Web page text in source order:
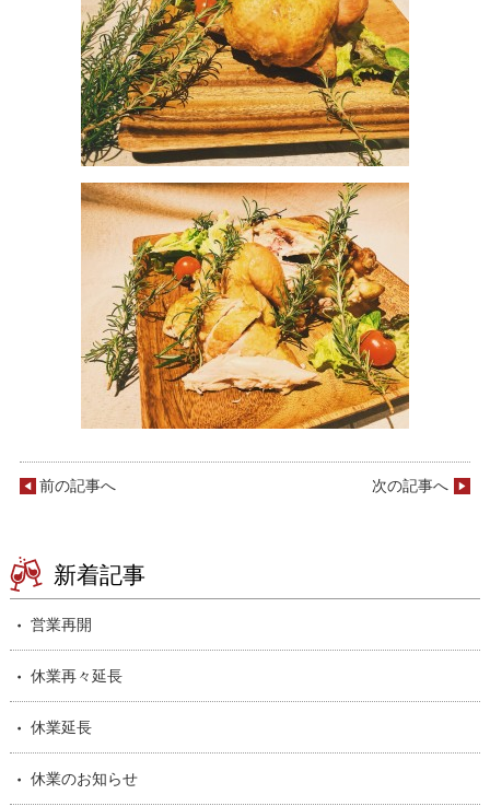
前の記事へ 次の記事へ
新着記事
営業再開
休業再々延長
休業延長
休業のお知らせ